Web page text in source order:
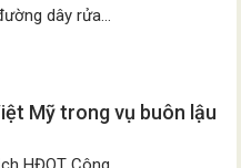
dây rửa...
Mỹ trong vụ buôn lậu